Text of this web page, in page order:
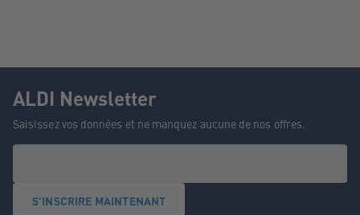
ALDI Newsletter
Saisissez vos données et ne manquez aucune de nos offres.
S'INSCRIRE MAINTENANT